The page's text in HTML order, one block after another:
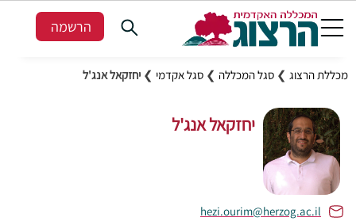
הרשמה
מכללת הרצוג ❯ סגל המכללה ❯ סגל אקדמי ❯ יחזקאל אנג'ל
יחזקאל אנג'ל
hezi.ourim@herzog.ac.il